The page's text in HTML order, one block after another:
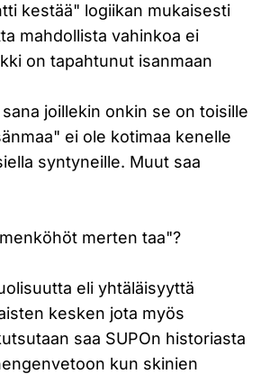
kestää" logiikan mukaisesti
mahdollista vahinkoa ei
on tapahtunut isanmaan
joillekin onkin se on toisille
ei ole kotimaa kenelle
syntyneille. Muut saa
merten taa"?
eli yhtäläisyyttä
kesken jota myös
saa SUPOn historiasta
kun skinien